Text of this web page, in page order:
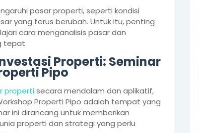
pasar properti, seperti kondisi
yang terus berubah. Untuk itu, penting
cara menganalisis pasar dan
tepat.
Properti: Seminar
Pipo
propertisecara mendalam dan aplikatif,
Properti Pipo adalah tempat yang
ini dirancang untuk memberikan
properti dan strategi yang perlu